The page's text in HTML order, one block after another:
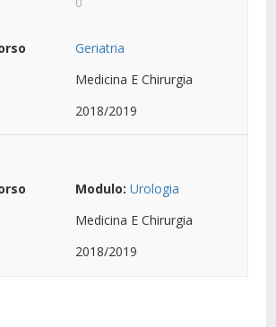
Geriatria
Medicina E Chirurgia
2018/2019
Modulo: Urologia
Medicina E Chirurgia
2018/2019